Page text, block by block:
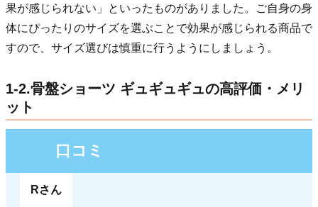
果が感じられない」といったものがありました。ご自身の身
体にぴったりのサイズを選ぶことで効果が感じられる商品で
すので、サイズ選びは慎重に行うようにしましょう。
1-2.骨盤ショーツ ギュギュギュの高評価・メリ
ット
口コミ
Rさん